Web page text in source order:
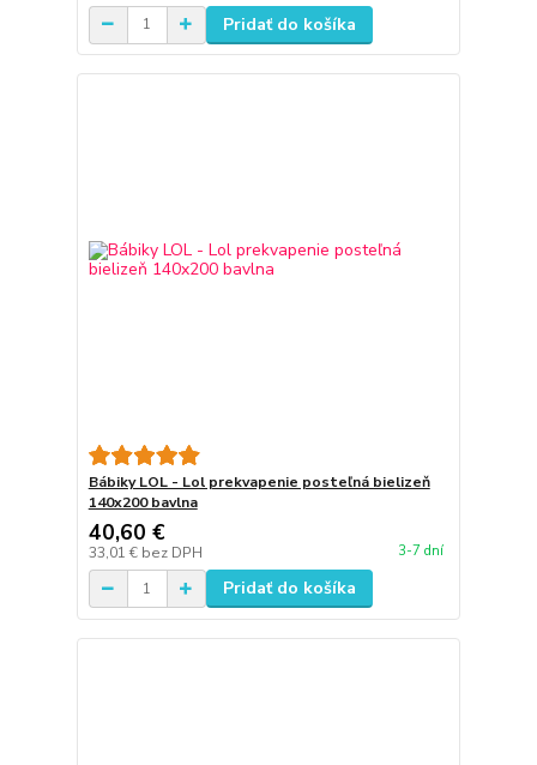
Pridať do košíka
Bábiky LOL - Lol prekvapenie posteľná bielizeň
140x200 bavlna
40,60 €
33,01 € bez DPH 3-7 dní
Pridať do košíka